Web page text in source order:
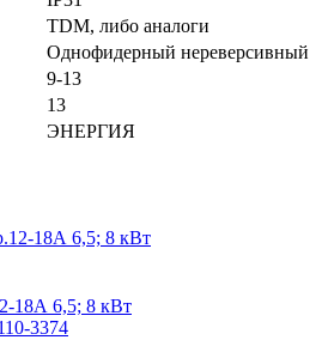
TDM, либо аналоги
Однофидерный нереверсивный
9-13
13
ЭНЕРГИЯ
18А 6,5; 8 кВт